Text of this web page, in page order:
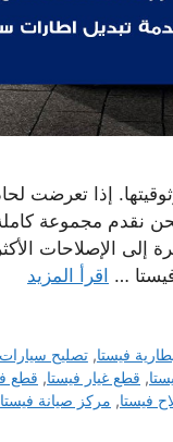
إذا تعرضت
نقدم مجموعة
إلى الإصلاحات
… اقرأ المزيد
فيستا,تصليح
, قطع غيار فيستا, قطع
فيستا, مركز صيانة فيستا